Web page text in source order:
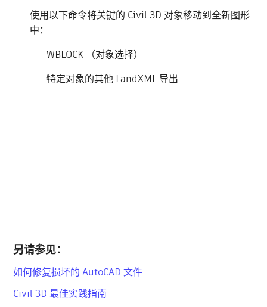
使用以下命令将关键的 Civil 3D 对象移动到全新图形
中：
WBLOCK （对象选择）
特定对象的其他 LandXML 导出
另请参见：
如何修复损坏的 AutoCAD 文件
Civil 3D 最佳实践指南